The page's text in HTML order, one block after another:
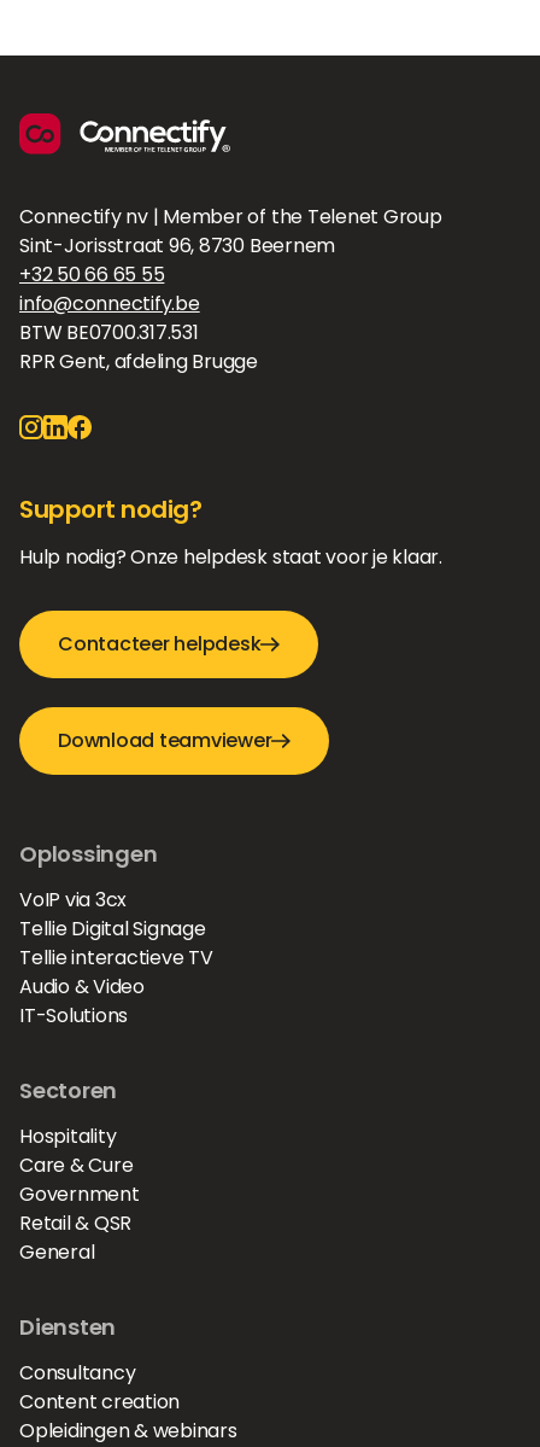
Connectify nv | Member of the Telenet Group
Sint-Jorisstraat 96, 8730 Beernem
+32 50 66 65 55
info@connectify.be
BTW BE0700.317.531
RPR Gent, afdeling Brugge
Support nodig?
Hulp nodig? Onze helpdesk staat voor je klaar.
Contacteer helpdesk
Download teamviewer
Oplossingen
VoIP via 3cx
Tellie Digital Signage
Tellie interactieve TV
Audio & Video
IT-Solutions
Sectoren
Hospitality
Care & Cure
Government
Retail & QSR
General
Diensten
Consultancy
Content creation
Opleidingen & webinars